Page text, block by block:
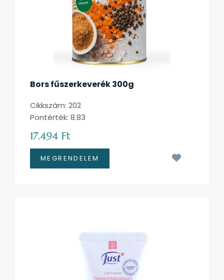
Bors fűszerkeverék 300g
Cikkszám: 202
Pontérték: 8.83
17.494 Ft